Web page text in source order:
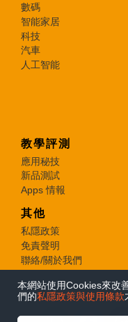
本網站使用Cookies來改
們的私隱政策與使用條款
數碼
智能家居
科技
汽車
人工智能
教學評測
應用秘技
新品測試
Apps 情報
其他
私隱政策
免責聲明
聯絡/關於我們
© 2026 e-zone. All